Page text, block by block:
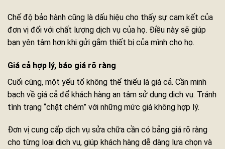
Chế độ bảo hành cũng là dấu hiệu cho thấy sự cam kết của
đơn vị đối với chất lượng dịch vụ của họ. Điều này sẽ giúp
bạn yên tâm hơn khi gửi gắm thiết bị của mình cho họ.
Giá cả hợp lý, báo giá rõ ràng
Cuối cùng, một yếu tố không thể thiếu là giá cả. Cần minh
bạch về giá cả để khách hàng an tâm sử dụng dịch vụ. Tránh
tình trạng “chặt chém” với những mức giá không hợp lý.
Đơn vị cung cấp dịch vụ sửa chữa cần có bảng giá rõ ràng
cho từng loại dịch vụ, giúp khách hàng dễ dàng lựa chọn và